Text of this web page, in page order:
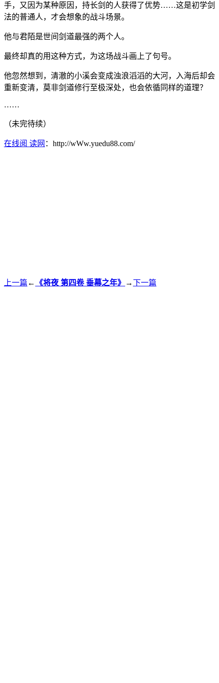
手，又因为某种原因，持长剑的人获得了优势……这是初学剑
法的普通人，才会想象的战斗场景。
他与君陌是世间剑道最强的两个人。
最终却真的用这种方式，为这场战斗画上了句号。
他忽然想到，清澈的小溪会变成浊浪滔滔的大河，入海后却会
重新变清，莫非剑道修行至极深处，也会依循同样的道理？
……
（未完待续）
在线阅 读网 ：http://wWw.yuedu88.com/
上一篇 ← 《将夜 第四卷 垂幕之年》 →下一篇